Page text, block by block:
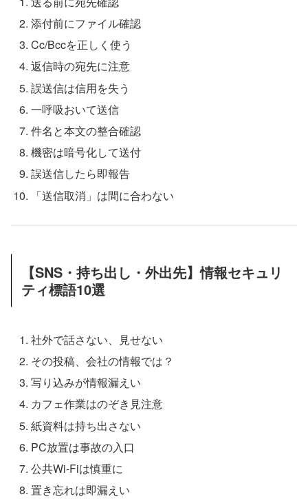
添付前にファイル確認
Cc/Bccを正しく使う
返信時の宛先に注意
誤送信は信用を失う
一呼吸おいて送信
件名と本文の整合確認
機密は暗号化して送付
誤送信したら即報告
「送信取消」は間に合わない
【SNS・持ち出し・外出先】情報セキュリ
ティ標語10選
社外で話さない、見せない
その投稿、会社の情報では？
写り込みが情報漏えい
カフェ作業はのぞき見注意
紙資料は持ち出さない
PC放置は事故の入口
公共Wi-Fiは慎重に
置き忘れは即漏えい